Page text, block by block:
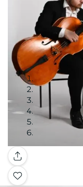
Galleria